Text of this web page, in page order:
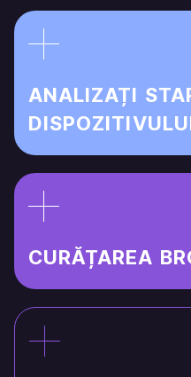
ANALIZAȚI
CURĂȚAREA